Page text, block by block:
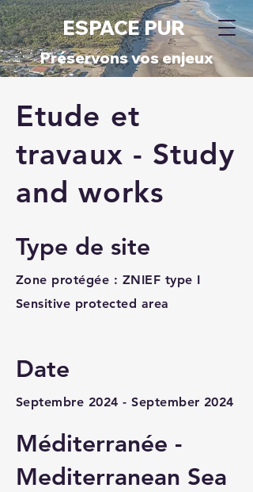
ESPACE PUR
​Préservons vos enjeux​
Etude et
travaux - Study
and works
Type de site
Zone protégée : ZNIEF type I
Sensitive protected area
Date
Septembre 2024 - September 2024
Méditerranée -
Mediterranean Sea